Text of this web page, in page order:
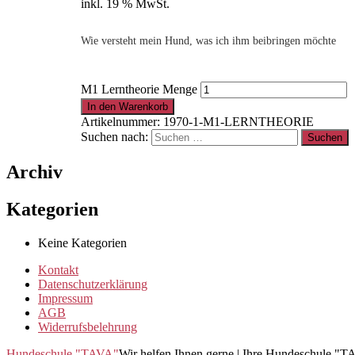
inkl. 19 % MwSt.
Wie versteht mein Hund, was ich ihm beibringen möchte
M1 Lerntheorie Menge
In den Warenkorb
Artikelnummer: 1970-1-M1-LERNTHEORIE
Suchen nach:
Archiv
Kategorien
Keine Kategorien
Kontakt
Datenschutzerklärung
Impressum
AGB
Widerrufsbelehrung